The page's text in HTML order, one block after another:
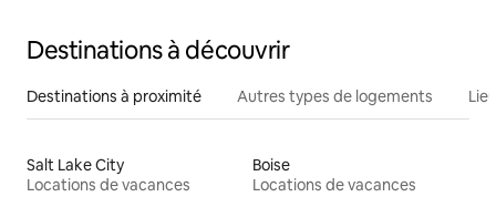
Destinations à découvrir
Destinations à proximité Autres types de logements
Salt Lake City
Locations de vacances
Boise
Locations de vacances